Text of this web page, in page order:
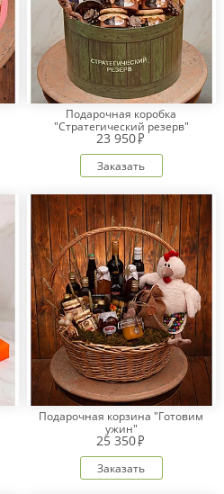
Подарочная коробка
"Стратегический резерв"
23 950
Заказать
Подарочная корзина "Готовим
ужин"
25 350
Заказать